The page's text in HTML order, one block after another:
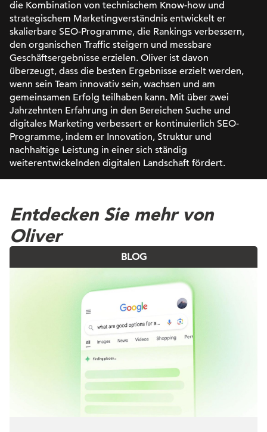
die Kombination von technischem Know-how und
strategischem Marketingverständnis entwickelt er
skalierbare SEO-Programme, die Rankings verbessern,
den organischen Traffic steigern und messbare
Geschäftsergebnisse erzielen. Oliver ist davon
überzeugt, dass die besten Ergebnisse erzielt werden,
wenn sein Team innovativ sein, wachsen und am
gemeinsamen Erfolg teilhaben kann. Mit über zwei
Jahrzehnten Erfahrung in den Bereichen Suche und
digitales Marketing verbessert er kontinuierlich SEO-
Programme, indem er Innovation, Struktur und
nachhaltige Leistung in einer sich ständig
weiterentwickelnden digitalen Landschaft fördert.
Entdecken Sie mehr von
Oliver
BLOG